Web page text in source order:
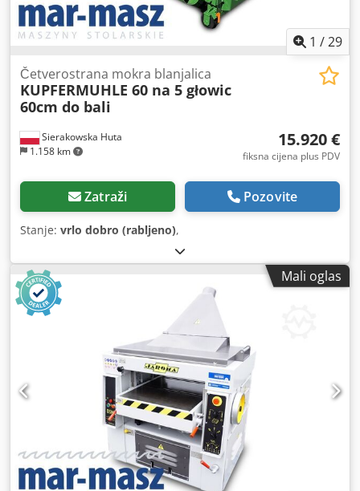
1 /29
Sierakowska Huta
1.158 km
Četverostrana mokra blanjalica
KUPFERMUHLE 60 na 5 głowic
60cm do bali
15.920 €
fiksna cijena plus PDV
Zatraži Pozovite
Stanje: vrlo dobro (rabljeno),
Mali oglas